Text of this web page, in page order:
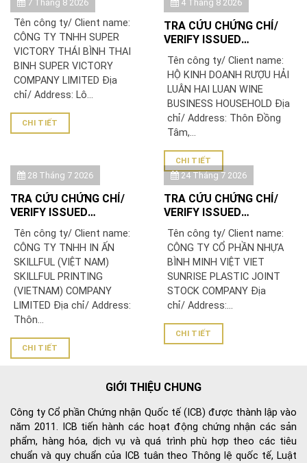
7 Tháng 8 2026
Tên công ty/ Client name:
CÔNG TY TNHH SUPER
VICTORY THÁI BÌNH THAI
BINH SUPER VICTORY
COMPANY LIMITED Địa
chỉ/ Address: Lô...
CHI TIẾT
4 Tháng 8 2026
TRA CỨU CHỨNG CHỈ/
VERIFY ISSUED
DOANH RƯỢU HẢI LUÂN
Tên công ty/ Client name:
HỘ KINH DOANH RƯỢU HẢI
LUÂN HAI LUAN WINE
BUSINESS HOUSEHOLD Địa
chỉ/ Address: Thôn Đồng
Tâm,...
CHI TIẾT
28 Tháng 7 2026
TRA CỨU CHỨNG CHỈ/
VERIFY ISSUED
TNHH IN ẤN SKILLFUL
(VIỆT NAM)/ SKILLFUL
PRINTING (VIETNAM)
COMPANY LIMITED
Tên công ty/ Client name:
CÔNG TY TNHH IN ẤN
SKILLFUL (VIỆT NAM)
SKILLFUL PRINTING
(VIETNAM) COMPANY
LIMITED Địa chỉ/ Address:
Thôn...
CHI TIẾT
24 Tháng 7 2026
TRA CỨU CHỨNG CHỈ/
VERIFY ISSUED
CỔ PHẦN NHỰA BÌNH
MINH VIỆT
Tên công ty/ Client name:
CÔNG TY CỔ PHẦN NHỰA
BÌNH MINH VIỆT VIET
SUNRISE PLASTIC JOINT
STOCK COMPANY Địa
chỉ/ Address:...
CHI TIẾT
GIỚI THIỆU CHUNG
Công ty Cổ phần Chứng nhận Quốc tế (ICB) được thành lập vào
năm 2011. ICB tiến hành các hoạt động chứng nhận các sản
phẩm, hàng hóa, dịch vụ và quá trình phù hợp theo các tiêu
chuẩn và quy chuẩn của ICB tuân theo Thông lệ quốc tế, Luật